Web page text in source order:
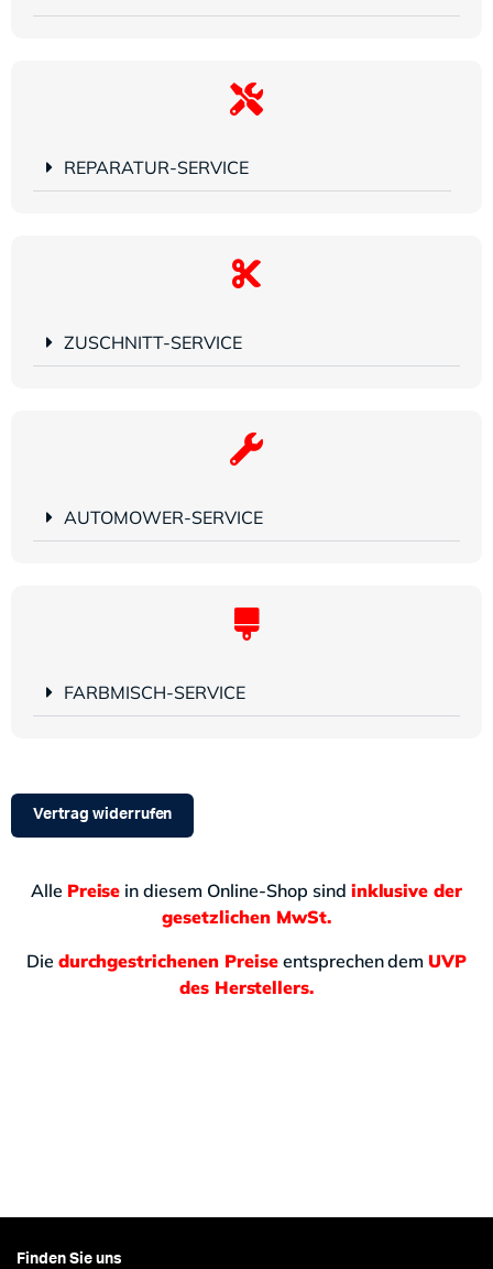
REPARATUR-SERVICE
ZUSCHNITT-SERVICE
AUTOMOWER-SERVICE
FARBMISCH-SERVICE
Vertrag widerrufen
Alle Preise in diesem Online-Shop sind inklusive der
gesetzlichen MwSt.
Die durchgestrichenen Preiseentsprechen dem UVP
des Herstellers.
Finden Sie uns